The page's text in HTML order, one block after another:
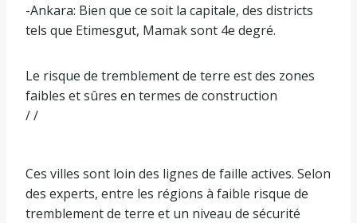
-Ankara: Bien que ce soit la capitale, des districts
tels que Etimesgut, Mamak sont 4e degré.
Le risque de tremblement de terre est des zones
faibles et sûres en termes de construction
/ /
Ces villes sont loin des lignes de faille actives. Selon
des experts, entre les régions à faible risque de
tremblement de terre et un niveau de sécurité